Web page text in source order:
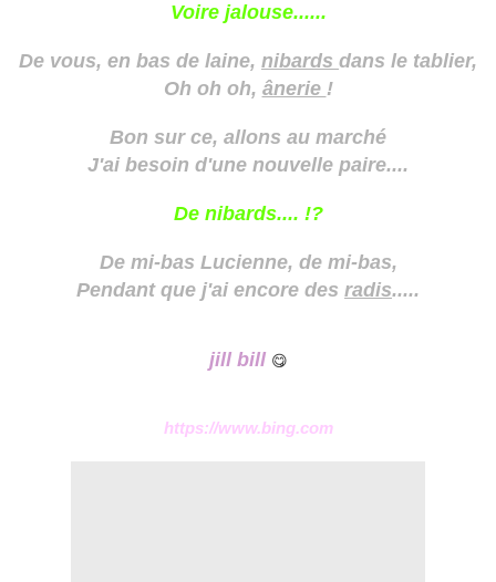
Voire jalouse......
De vous, en bas de laine, nibards dans le tablier,
Oh oh oh, ânerie !
Bon sur ce, allons au marché
J'ai besoin d'une nouvelle paire....
De nibards.... !?
De mi-bas Lucienne, de mi-bas,
Pendant que j'ai encore des radis.....
jill bill 😋
https://www.bing.com